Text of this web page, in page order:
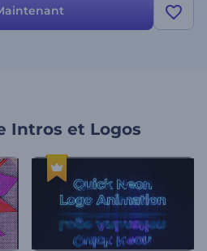
Intros et Logos